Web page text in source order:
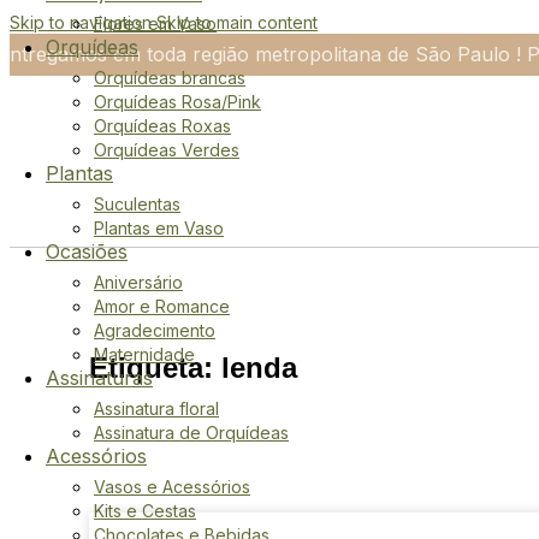
Skip to navigationSkip to main content
em toda região metropolitana de São Paulo !
Flores em Vaso
Orquídeas
Orquídeas brancas
Orquídeas Rosa/Pink
Orquídeas Roxas
Orquídeas Verdes
Plantas
Suculentas
Plantas em Vaso
Ocasiões
Aniversário
Amor e Romance
Agradecimento
Maternidade
Assinaturas
Assinatura floral
Assinatura de Orquídeas
Acessórios
Vasos e Acessórios
Kits e Cestas
Chocolates e Bebidas
Etiqueta: lenda